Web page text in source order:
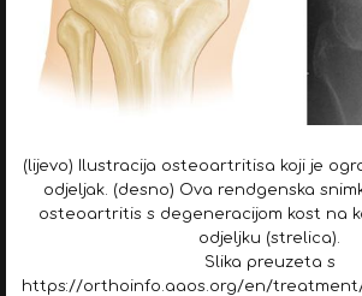
(lijevo) Ilustracija osteoartritisa koji je
odjeljak. (desno) Ova rendgenska
osteoartritis s degeneracijom kost na
odjeljku (strelica).
Slika preuzeta s
https://orthoinfo.aaos.org/en/